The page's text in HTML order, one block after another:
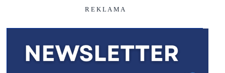
R E K L A M A